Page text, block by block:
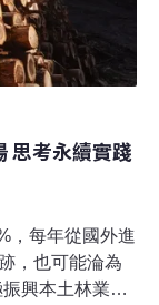
杉及柳杉樹
廠商使用無
，導致林業生
身
思考永續實踐
，每年從國外進
，也可能淪為
興本土林業、